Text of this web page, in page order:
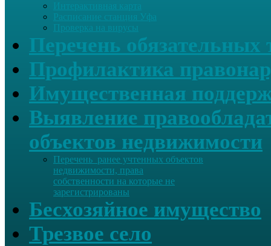
Интерактивная карта
Расписание станция Уфа
Проверка на вирусы
Перечень обязательных
Профилактика
Имущественная
Выявление
объектов недвижимости
Перечень ранее учтенных объектов
недвижимости, права
собственности на которые не
зарегистрированы
Бесхозяйное имущество
Трезвое село